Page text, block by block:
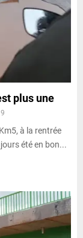
plus une
à la rentrée
été en bon...